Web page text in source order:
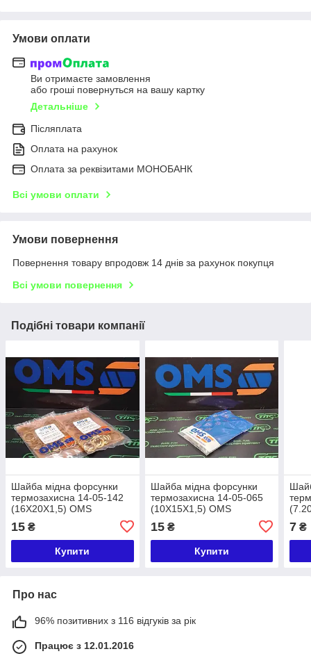
Умови оплати
Ви отримаєте замовлення
або гроші повернуться на вашу картку
Детальніше
Післяплата
Оплата на рахунок
Оплата за реквізитами МОНОБАНК
Всі умови оплати
Умови повернення
Повернення товару впродовж 14 днів за рахунок покупця
Всі умови повернення
Подібні товари компанії
Шайба мідна форсунки
термозахисна 14-05-142
(16X20X1,5) OMS
2469403119)
15 ₴
Купити
Шайба мідна форсунки
термозахисна 14-05-065
(10X15X1,5) OMS
15₴
Купити
7 ₴
Про нас
96% позитивних з 116 відгуків за рік
Працює з 12.01.2016